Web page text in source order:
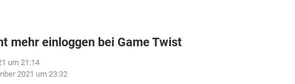
mehr einloggen bei Game Twist
um 21:14
2021 um 23:32